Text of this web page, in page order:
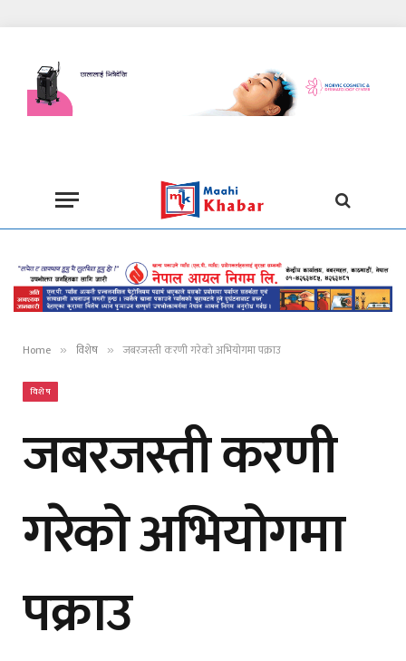
Home » विशेष » जबरजस्ती करणी गरेको अभियोगमा पक्राउ
विशेष
जबरजस्ती करणी
गरेको अभियोगमा
पक्राउ